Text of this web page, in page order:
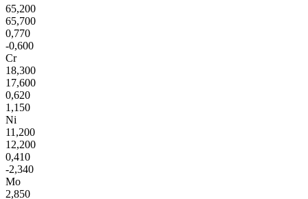
65,200
65,700
0,770
-0,600
Cr
18,300
17,600
0,620
1,150
Ni
11,200
12,200
0,410
-2,340
Mo
2,850